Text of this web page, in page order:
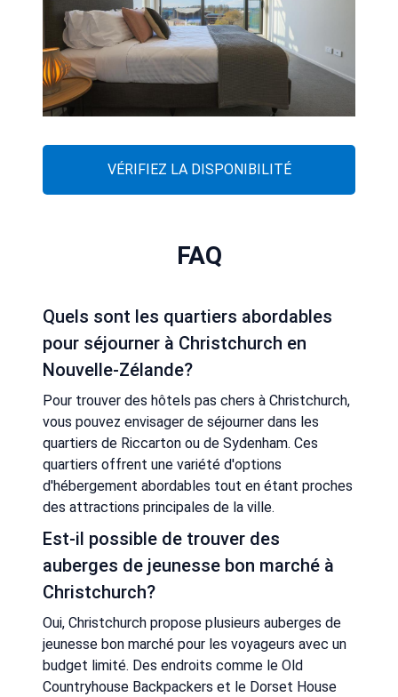
VÉRIFIEZ LA DISPONIBILITÉ
FAQ
Quels sont les quartiers abordables
pour séjourner à Christchurch en
Nouvelle-Zélande?
Pour trouver des hôtels pas chers à Christchurch,
vous pouvez envisager de séjourner dans les
quartiers de Riccarton ou de Sydenham. Ces
quartiers offrent une variété d'options
d'hébergement abordables tout en étant proches
des attractions principales de la ville.
Est-il possible de trouver des
auberges de jeunesse bon marché à
Christchurch?
Oui, Christchurch propose plusieurs auberges de
jeunesse bon marché pour les voyageurs avec un
budget limité. Des endroits comme le Old
Countryhouse Backpackers et le Dorset House